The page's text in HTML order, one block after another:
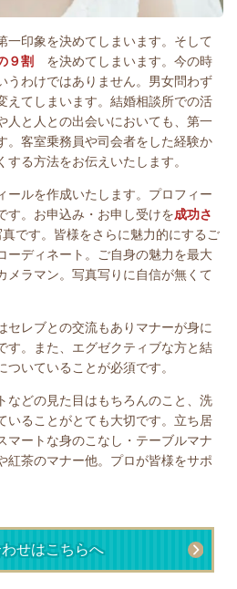
一印象を決めてしまいます。そして
９割 を決めてしまいます。 今の時
うわけではありません。男女問わず
えてしまいます。結婚相談所での活
人と人との出会いにおいても、第一
。客室乗務員や司会者をした経験か
る方法をお伝えいたします。
ールを作成いたします。プロフィー
す。お申込み・お申し受けを成功さ
です。皆様をさらに魅力的にするご
ーディネート。ご自身の魅力を最大
メラマン。写真写りに自信が無くて
セレブとの交流もありマナーが身に
す。また、エグゼクティブな方と結
いていることが必須です。
などの見た目はもちろんのこと、洗
いることがとても大切です。立ち居
マートな身のこなし・テーブルマナ
紅茶のマナー他。プロが皆様をサポ
せはこちらへ